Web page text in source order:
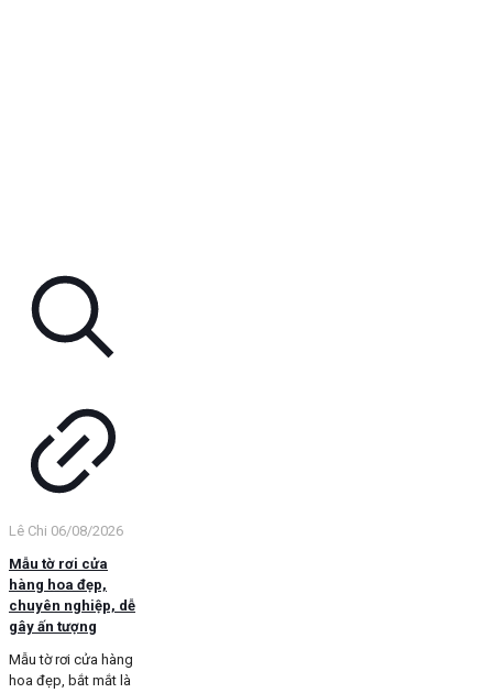
Lê Chi 06/08/2026
Mẫu tờ rơi cửa
hàng hoa đẹp,
chuyên nghiệp, dễ
gây ấn tượng
Mẫu tờ rơi cửa hàng
hoa đẹp, bắt mắt là